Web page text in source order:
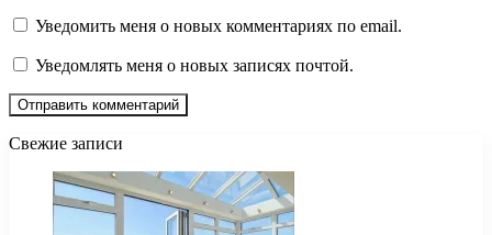
Уведомить меня о новых комментариях по email.
Уведомлять меня о новых записях почтой.
Свежие записи